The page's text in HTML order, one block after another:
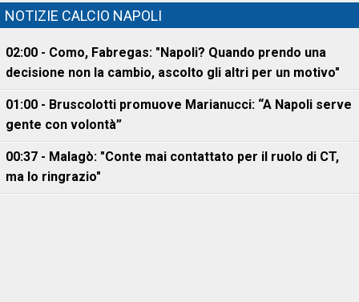
NOTIZIE CALCIO NAPOLI
02:00 - Como, Fabregas: "Napoli? Quando prendo una
decisione non la cambio, ascolto gli altri per un motivo"
01:00 - Bruscolotti promuove Marianucci: “A Napoli serve
gente con volontà”
00:37 - Malagò: "Conte mai contattato per il ruolo di CT,
ma lo ringrazio"